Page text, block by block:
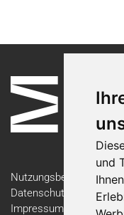
und
Nutzungsbedingungen
Datenschutzerklärung
Impressum